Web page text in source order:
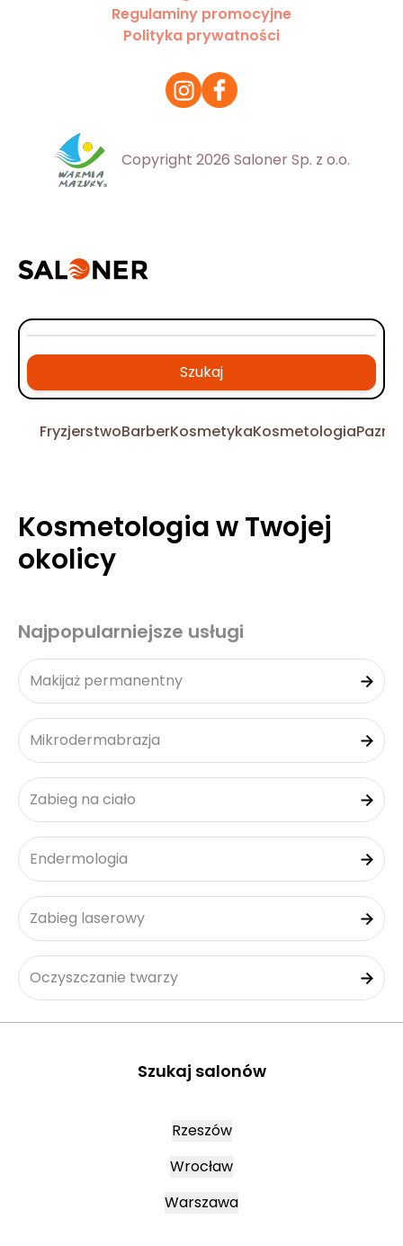
Regulaminy promocyjne
Polityka prywatności
Copyright 2026 Saloner Sp. z o.o.
Szukaj
FryzjerstwoBarberKosmetykaKosmetologia
Kosmetologia w Twojej
okolicy
Najpopularniejsze usługi
Makijaż permanentny
Mikrodermabrazja
Zabieg na ciało
Endermologia
Zabieg laserowy
Oczyszczanie twarzy
Szukaj salonów
Rzeszów
Wrocław
Warszawa